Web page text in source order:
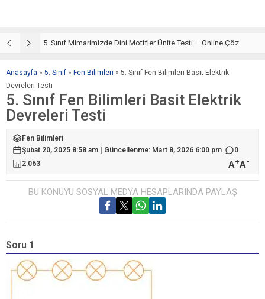
5. Sınıf Mimarimizde Dini Motifler Ünite Testi – Online Çöz
Anasayfa » 5. Sınıf » Fen Bilimleri » 5. Sınıf Fen Bilimleri Basit Elektrik
Devreleri Testi
5. Sınıf Fen Bilimleri Basit Elektrik
Devreleri Testi
Fen Bilimleri
Şubat 20, 2025 8:58 am | Güncellenme: Mart 8, 2026 6:00 pm
0
2.063
A+A-
BU KONUYU SOSYAL MEDYA HESAPLARINDA PAYLAŞ
Soru 1